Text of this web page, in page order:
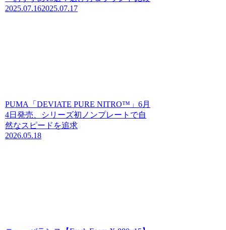
2025.07.162025.07.17
PUMA「DEVIATE PURE NITRO™」6月
4日発売、シリーズ初ノンプレートで自
然なスピードを追求
2026.05.18